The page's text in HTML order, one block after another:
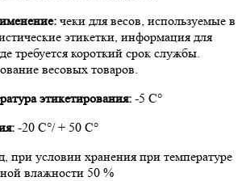
чеки для весов, используемые в
этикетки, информация для
требуется короткий срок службы.
весовых товаров.
этикетирования: -5 С°
-20 С°/ + 50 С°
при условии хранения при температуре
влажности 50 %